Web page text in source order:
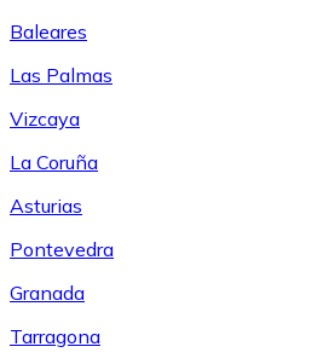
Baleares
Las Palmas
Vizcaya
La Coruña
Asturias
Pontevedra
Granada
Tarragona